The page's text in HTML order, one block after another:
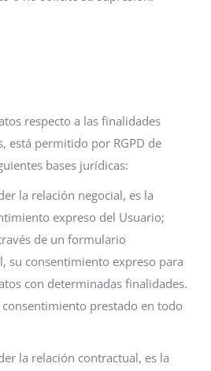
respecto a las finalidades
está permitido por RGPD de
bases jurídicas:
la relación negocial, es la
expreso del Usuario;
de un formulario
su consentimiento expreso para
con determinadas finalidades.
prestado en todo
la relación contractual, es la